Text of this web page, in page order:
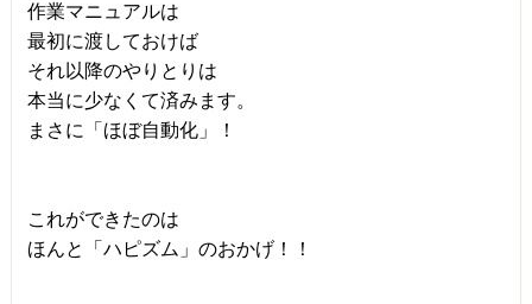
作業マニュアルは
最初に渡しておけば
それ以降のやりとりは
本当に少なくて済みます。
まさに「ほぼ自動化」！
これができたのは
ほんと「ハピズム」のおかげ！！